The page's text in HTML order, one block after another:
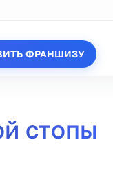
ФРАНШИЗУ
стопы